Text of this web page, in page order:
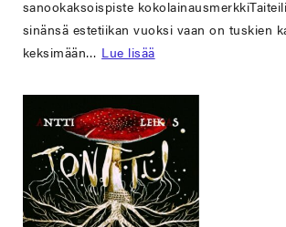
sanookaksoispiste
sinänsä estetiikan vuoksi vaan on tuskien
keksimään… Lue lisää